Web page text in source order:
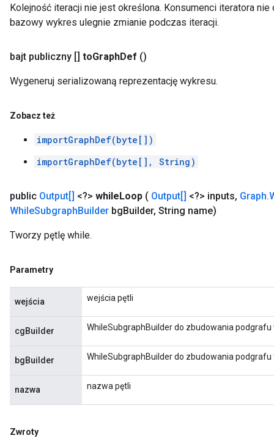
Kolejność iteracji nie jest określona. Konsumenci iteratora
bazowy wykres ulegnie zmianie podczas iteracji.
bajt publiczny [] toGraphDef ()
Wygeneruj serializowaną reprezentację wykresu.
Zobacz też
importGraphDef(byte[])
importGraphDef(byte[], String)
public Output[] <?> whileLoop ( Output[] <?> inputs, Graph.
WhileSubgraphBuilder bgBuilder, String name)
Tworzy pętlę while.
Parametry
wejścia wejścia pętli
cgBuilder WhileSubgraphBuilder do zbudowania
bgBuilder WhileSubgraphBuilder do zbudowania podgrafu
nazwa nazwa pętli
Zwroty